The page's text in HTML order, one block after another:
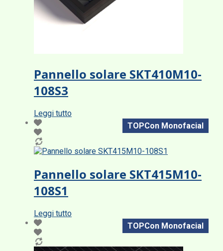
Pannello solare SKT410M10-
108S3
Leggi tutto
Pannello solare SKT415M10-
108S1
Leggi tutto
TOPCon Monofacial
TOPCon Monofacial